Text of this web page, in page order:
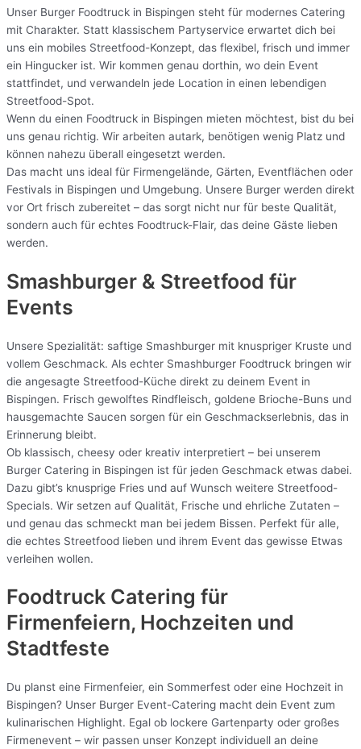
Unser Burger Foodtruck in Bispingen steht für modernes Catering
mit Charakter. Statt klassischem Partyservice erwartet dich bei
uns ein mobiles Streetfood-Konzept, das flexibel, frisch und immer
ein Hingucker ist. Wir kommen genau dorthin, wo dein Event
stattfindet, und verwandeln jede Location in einen lebendigen
Streetfood-Spot.
Wenn du einen Foodtruck in Bispingen mieten möchtest, bist du bei
uns genau richtig. Wir arbeiten autark, benötigen wenig Platz und
können nahezu überall eingesetzt werden.
Das macht uns ideal für Firmengelände, Gärten, Eventflächen oder
Festivals in Bispingen und Umgebung. Unsere Burger werden direkt
vor Ort frisch zubereitet – das sorgt nicht nur für beste Qualität,
sondern auch für echtes Foodtruck-Flair, das deine Gäste lieben
werden.
Smashburger & Streetfood für
Events
Unsere Spezialität: saftige Smashburger mit knuspriger Kruste und
vollem Geschmack. Als echter Smashburger Foodtruck bringen wir
die angesagte Streetfood-Küche direkt zu deinem Event in
Bispingen. Frisch gewolftes Rindfleisch, goldene Brioche-Buns und
hausgemachte Saucen sorgen für ein Geschmackserlebnis, das in
Erinnerung bleibt.
Ob klassisch, cheesy oder kreativ interpretiert – bei unserem
Burger Catering in Bispingen ist für jeden Geschmack etwas dabei.
Dazu gibt’s knusprige Fries und auf Wunsch weitere Streetfood-
Specials. Wir setzen auf Qualität, Frische und ehrliche Zutaten –
und genau das schmeckt man bei jedem Bissen. Perfekt für alle,
die echtes Streetfood lieben und ihrem Event das gewisse Etwas
verleihen wollen.
Foodtruck Catering für
Firmenfeiern, Hochzeiten und
Stadtfeste
Du planst eine Firmenfeier, ein Sommerfest oder eine Hochzeit in
Bispingen? Unser Burger Event-Catering macht dein Event zum
kulinarischen Highlight. Egal ob lockere Gartenparty oder großes
Firmenevent – wir passen unser Konzept individuell an deine